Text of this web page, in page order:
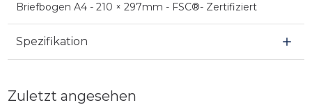
Briefbogen A4 - 210 × 297mm - FSC®- Zertifiziert
Spezifikation
Zuletzt angesehen